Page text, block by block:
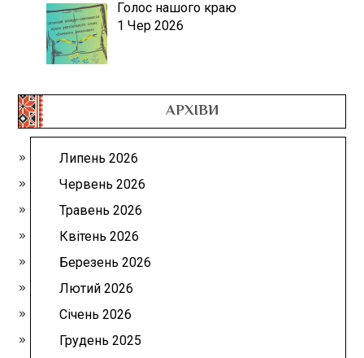
Голос нашого краю
1 Чер 2026
АРХІВИ
Липень 2026
Червень 2026
Травень 2026
Квітень 2026
Березень 2026
Лютий 2026
Січень 2026
Грудень 2025